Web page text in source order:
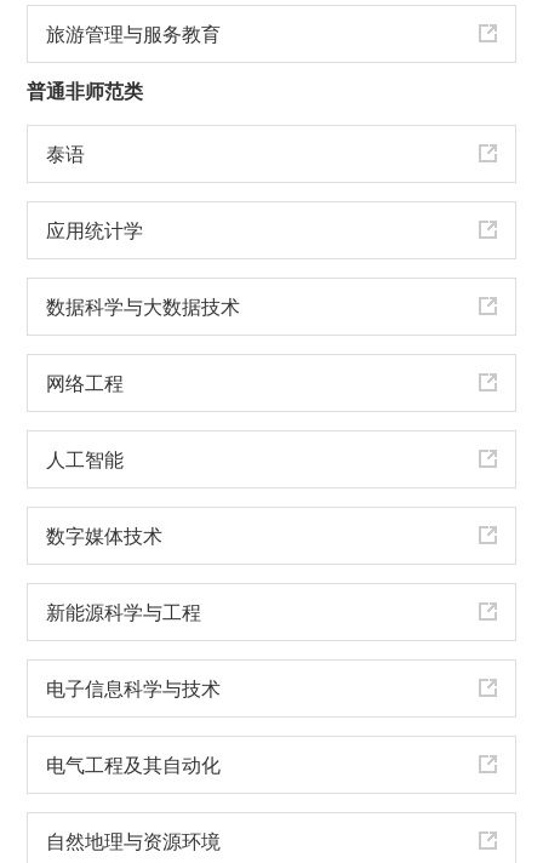
旅游管理与服务教育
普通非师范类
泰语
应用统计学
数据科学与大数据技术
网络工程
人工智能
数字媒体技术
新能源科学与工程
电子信息科学与技术
电气工程及其自动化
自然地理与资源环境